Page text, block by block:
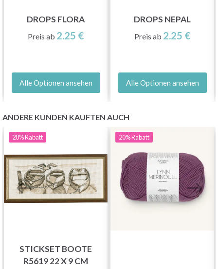
DROPS FLORA
Preis ab 2.25 €
Alle Optionen ansehen
DROPS NEPAL
Preis ab 2.25 €
Alle Optionen ansehen
ANDERE KUNDEN KAUFTEN AUCH
20%Rabatt
STICKSET BOOTE
R5619 22 X 9 CM
20%Rabatt